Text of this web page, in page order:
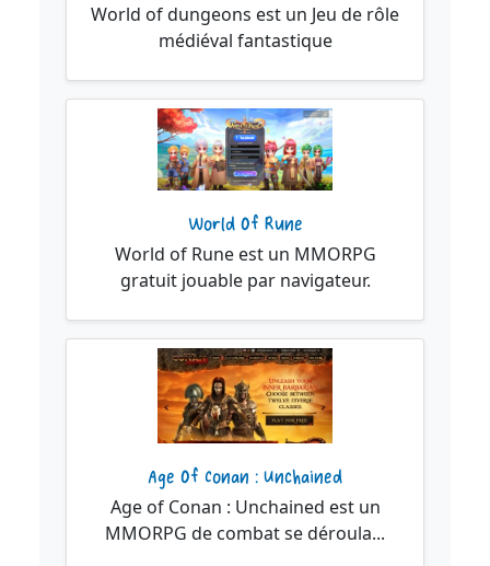
World of dungeons est un Jeu de rôle
médiéval fantastique
World Of Rune
World of Rune est un MMORPG
gratuit jouable par navigateur.
Age Of Conan : Unchained
Age of Conan : Unchained est un
MMORPG de combat se déroula...